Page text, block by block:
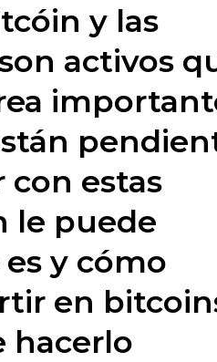
y las
activos
estas
le puede
y cómo
en
hacerlo